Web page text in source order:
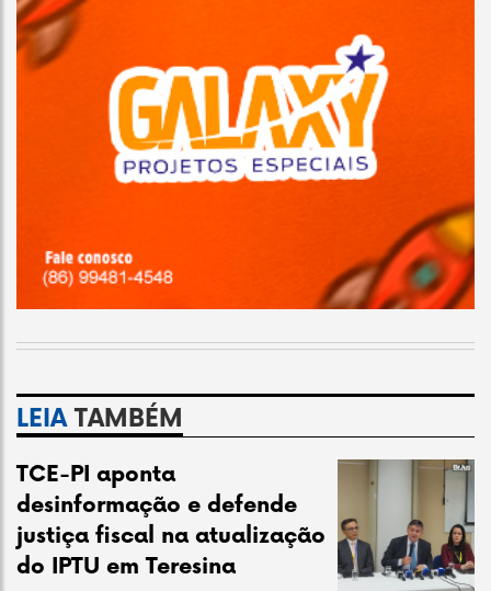
LEIATAMBÉM
TCE-PI aponta
desinformação e defende
justiça fiscal na atualização
do IPTU em Teresina